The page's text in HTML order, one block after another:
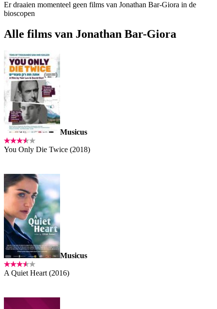
Er draaien momenteel geen films van Jonathan Bar-Giora in de
bioscopen
Alle films van Jonathan Bar-Giora
Musicus
You Only Die Twice (2018)
Musicus
A Quiet Heart (2016)